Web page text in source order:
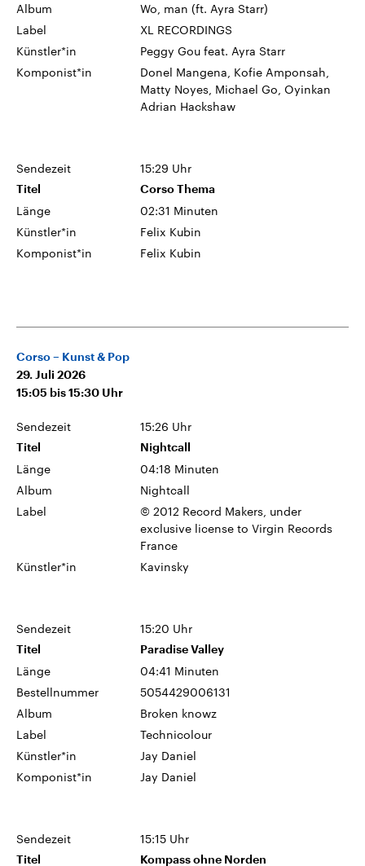
Album
Wo, man (ft. Ayra Starr)
Label
XL RECORDINGS
Künstler*in
Peggy Gou feat. Ayra Starr
Komponist*in
Donel Mangena, Kofie Amponsah,
Matty Noyes, Michael Go, Oyinkan
Adrian Hackshaw
Sendezeit 15:29 Uhr
Titel Corso Thema
Länge
02:31 Minuten
Künstler*in
Felix Kubin
Komponist*in
Felix Kubin
Corso – Kunst & Pop
29. Juli 2026
15:05 bis 15:30 Uhr
Sendezeit 15:26 Uhr
Titel Nightcall
Länge
04:18 Minuten
Album
Nightcall
Label
© 2012 Record Makers, under
exclusive license to Virgin Records
France
Künstler*in
Kavinsky
Sendezeit 15:20 Uhr
Titel Paradise Valley
Länge
04:41 Minuten
Bestellnummer
5054429006131
Album
Broken knowz
Label
Technicolour
Künstler*in
Jay Daniel
Komponist*in
Jay Daniel
Sendezeit 15:15 Uhr
Titel Kompass ohne Norden